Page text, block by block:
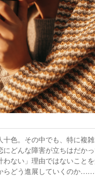
十色。その中でも、特に複
にどんな障害が立ちはだか
わない」理由ではないこと
らどう進展していくのか……